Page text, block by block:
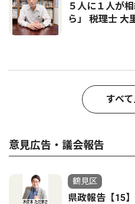
５人に１人が
ら」 税理士 大
すべ
意見広告・議会報告
鶴見区
県政報告【15